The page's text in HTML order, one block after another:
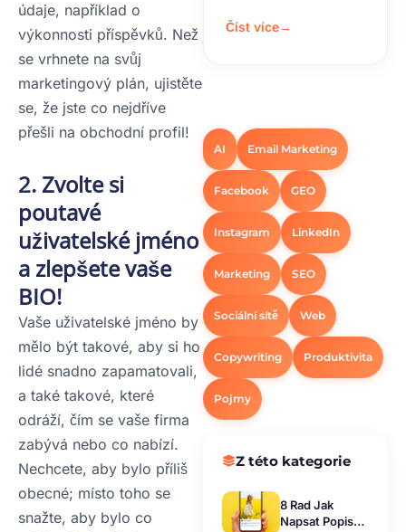
údaje, například o
výkonnosti příspěvků. Než
se vrhnete na svůj
marketingový plán, ujistěte
se, že jste co nejdříve
přešli na obchodní profil!
2. Zvolte si
poutavé
uživatelské jméno
a zlepšete vaše
BIO!
Vaše uživatelské jméno by
mělo být takové, aby si ho
lidé snadno zapamatovali,
a také takové, které
odráží, čím se vaše firma
zabývá nebo co nabízí.
Nechcete, aby bylo příliš
obecné; místo toho se
snažte, aby bylo co
Číst více→
AI Email Marketing
Facebook GEO
Instagram LinkedIn
Marketing SEO
Sociální sítě Web
Copywriting Produktivita
Pojmy
Z této kategorie
8 Rad Jak
Napsat Popisek